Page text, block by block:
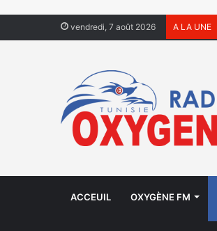
vendredi, 7 août 2026 A LA UNE
ACCEUIL OXYGÈNE FM